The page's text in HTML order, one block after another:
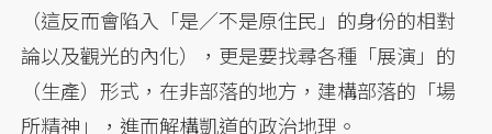
（這反而會陷入「是／不是原住民」的身份的相對
論以及觀光的內化），更是要找尋各種「展演」的
（生產）形式，在非部落的地方，建構部落的「場
所精神」，進而解構凱道的政治地理。